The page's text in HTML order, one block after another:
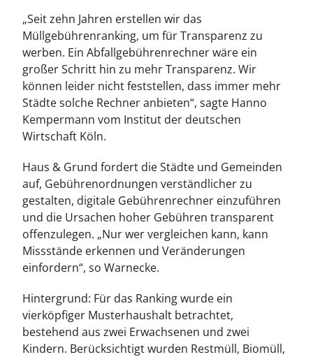
„Seit zehn Jahren erstellen wir das
Müllgebührenranking, um für Transparenz zu
werben. Ein Abfallgebührenrechner wäre ein
großer Schritt hin zu mehr Transparenz. Wir
können leider nicht feststellen, dass immer mehr
Städte solche Rechner anbieten“, sagte Hanno
Kempermann vom Institut der deutschen
Wirtschaft Köln.
Haus & Grund fordert die Städte und Gemeinden
auf, Gebührenordnungen verständlicher zu
gestalten, digitale Gebührenrechner einzuführen
und die Ursachen hoher Gebühren transparent
offenzulegen. „Nur wer vergleichen kann, kann
Missstände erkennen und Veränderungen
einfordern“, so Warnecke.
Hintergrund: Für das Ranking wurde ein
vierköpfiger Musterhaushalt betrachtet,
bestehend aus zwei Erwachsenen und zwei
Kindern. Berücksichtigt wurden Restmüll, Biomüll,